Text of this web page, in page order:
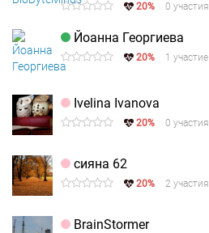
20% 0 участия
Йоанна Георгиева
20% 1 участие
Ivelina Ivanova
20% 0 участия
сияна 62
20% 2 участия
BrainStormer